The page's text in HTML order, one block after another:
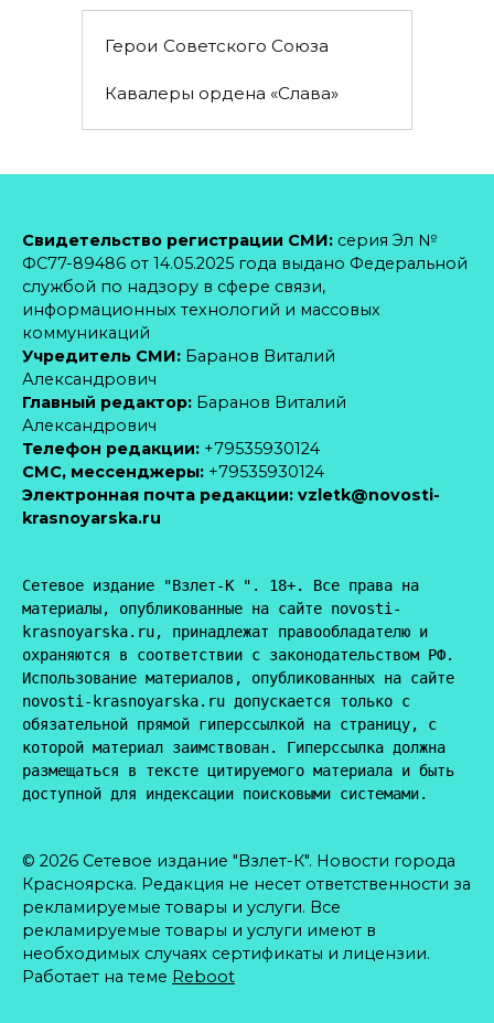
Герои Советского Союза
Кавалеры ордена «Слава»
Свидетельство регистрации СМИ: серия Эл №
ФС77-89486 от 14.05.2025 года выдано Федеральной
службой по надзору в сфере связи,
информационных технологий и массовых
коммуникаций
Учредитель СМИ: Баранов Виталий
Александрович
Главный редактор: Баранов Виталий
Александрович
Телефон редакции: +79535930124
CМС, мессенджеры: +79535930124
Электронная почта редакции: vzletk@novosti-
krasnoyarska.ru
Сетевое издание "Взлет-К ". 18+. Все права на
материалы, опубликованные на сайте novosti-
krasnoyarska.ru, принадлежат правообладателю и
охраняются в соответствии с законодательством РФ.
Использование материалов, опубликованных на сайте
novosti-krasnoyarska.ru допускается только с
обязательной прямой гиперссылкой на страницу, с
которой материал заимствован. Гиперссылка должна
размещаться в тексте цитируемого материала и быть
доступной для индексации поисковыми системами.
© 2026 Сетевое издание "Взлет-К". Новости города
Красноярска. Редакция не несет ответственности за
рекламируемые товары и услуги. Все
рекламируемые товары и услуги имеют в
необходимых случаях сертификаты и лицензии.
Работает на теме Reboot